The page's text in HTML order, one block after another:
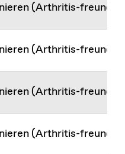
(Arthritis-
(Arthritis-
(Arthritis-
(Arthritis-